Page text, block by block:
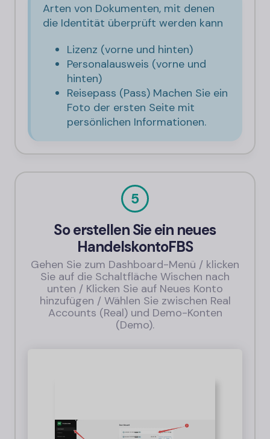
Arten von Dokumenten, mit denen
die Identität überprüft werden kann
Lizenz (vorne und hinten)
Personalausweis (vorne und
hinten)
Reisepass (Pass) Machen Sie ein
Foto der ersten Seite mit
persönlichen Informationen.
5
So erstellen Sie ein neues
HandelskontoFBS
Gehen Sie zum Dashboard-Menü / klicken
Sie auf die Schaltfläche Wischen nach
unten / Klicken Sie auf Neues Konto
hinzufügen / Wählen Sie zwischen Real
Accounts (Real) und Demo-Konten
(Demo).